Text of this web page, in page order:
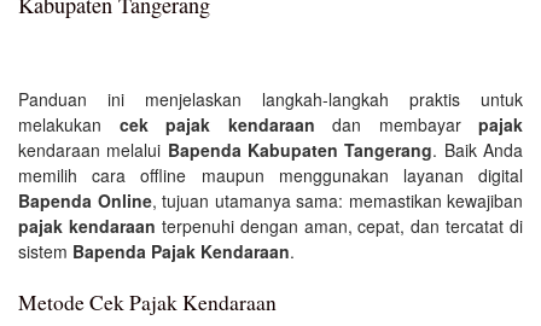
Panduan ini menjelaskan langkah-langkah praktis untuk
melakukan cek pajak kendaraan dan membayar pajak
kendaraan melalui Bapenda Kabupaten Tangerang. Baik Anda
memilih cara offline maupun menggunakan layanan digital
Bapenda Online, tujuan utamanya sama: memastikan kewajiban
pajak kendaraan terpenuhi dengan aman, cepat, dan tercatat di
sistem Bapenda Pajak Kendaraan.
Metode Cek Pajak Kendaraan